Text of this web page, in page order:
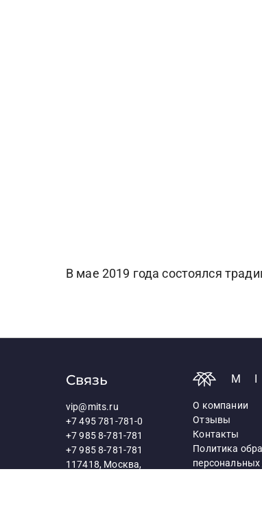
В мае 2019 года состоялся
Связь
vip@mits.ru
+7 495 781-781-0
+7 985 8-781-781
+7 985 8-781-781
117418, Москва,
О компании
Отзывы
Контакты
Политика